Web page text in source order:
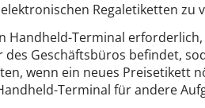
Regaletiketten zu
Handheld-Terminal
Geschäftsbüros befindet,
wenn ein neues Preisetikett
Terminal für andere